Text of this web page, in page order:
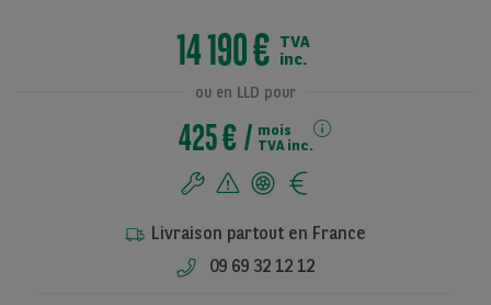
Voir toutes les14 190 € TVA
inc.
ou en LLD pour
425 €
mois
TVA inc.
Livraison partout en France
09 69 32 12 12